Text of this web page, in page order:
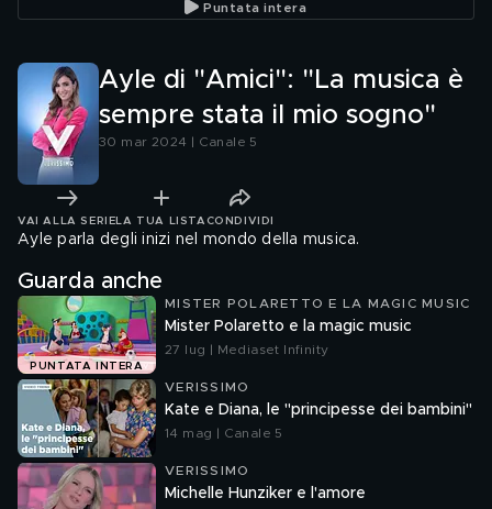
Puntata intera
Ayle di "Amici": "La musica è
sempre stata il mio sogno"
30 mar 2024 | Canale 5
VAI ALLA SERIE LA TUA LISTA CONDIVIDI
Ayle parla degli inizi nel mondo della musica.
Guarda anche
PUNTATA INTERA
MISTER POLARETTO E LA MAGIC MUSIC
Mister Polaretto e la magic music
27 lug | Mediaset Infinity
VERISSIMO
Kate e Diana, le "principesse dei bambini"
14 mag | Canale 5
VERISSIMO
Michelle Hunziker e l'amore